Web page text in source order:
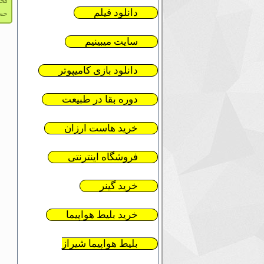
دانلود فیلم
سایت میبینیم
دانلود بازی کامیپوتر
دوره بقا در طبیعت
خرید هاست ارزان
فروشگاه اینترنتی
خرید گینر
خرید بلیط هواپیما
بلیط هواپیما شیراز